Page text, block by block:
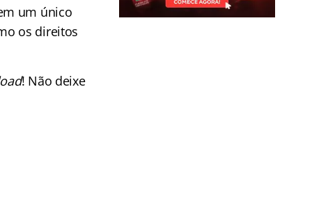
um único
os direitos
! Não deixe